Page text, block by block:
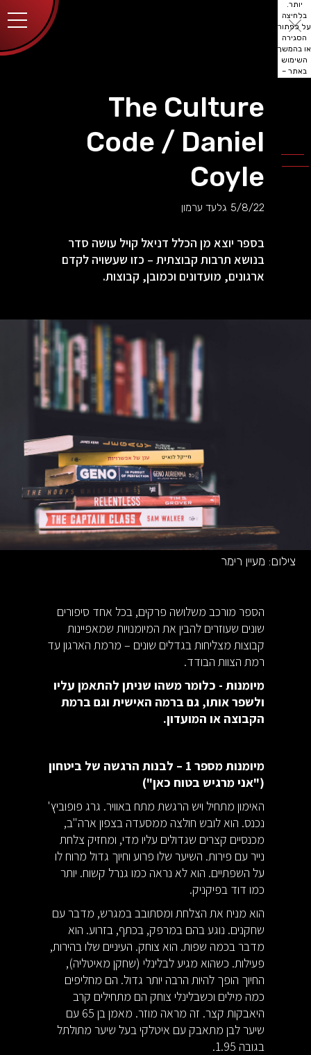
יותר.
בלחיצה
על כפתור
הסגירה
או בהמשך
השימוש
באתר –
The Culture
Code / Daniel
Coyle
5/8/22 גלעד ערמון
בספר יוצא מן הכלל דניאל קויל עושה סדר
בנושא תרבות קבוצתית – כזו שעשויה לקדם
ארגונים, מועדונים וכמובן, קבוצות.
צילום: מעיין רימר
הספר מורכב משלושה פרקים, בכל אחד סיפורים
שונים שעוזרים להבין את המיומנויות שמאפיינות
קבוצות מצליחות בגדלים שונים – מרמת הארגון עד
רמת הצוות הבודד.
מיומנות - כלומר משהו שניתן להתאמן עליו
ולשפר אותו, גם ברמה האישית וגם ברמת
הקבוצה או המועדון.
מיומנות מספר 1 – לבנות הרגשה של ביטחון
("אני מרגיש בטוח כאן")
האימון מתחיל ויש הרגשת מתח באוויר. גרג פופוביץ'
נכנס. הוא לובש חולצה ממסעדה בצפון ארה"ב,
מכנסיים קצרים שגדולים עליו מדי, ומחזיק צלחת
נייר עם פירות. השיער שלו פרוע וחיוך גדול מרוח לו
על השפתיים. הוא לא נראה כמו גנרל קשוח. יותר
כמו דוד בפיקניק.
הוא מניח את הצלחת ומסתובב במגרש, מדבר עם
שחקנים. נוגע בהם במרפק, בכתף, בזרוע. הוא
מדבר בכמה שפות. הוא צוחק. העיניים שלו בהירות,
פעילות. כשהוא מגיע לבלינלי (שחקן מאיטליה),
החיוך הופך להיות הרבה יותר גדול. הם מחליפים
כמה מילים וכשבלינלי צוחק הם מתחילים קרב
היאבקות קצר. זה מראה מוזר. מאמן בן 65 עם
שיער לבן מתאבק עם איטלקי בעל שיער מתולתל
בגובה 1.95.